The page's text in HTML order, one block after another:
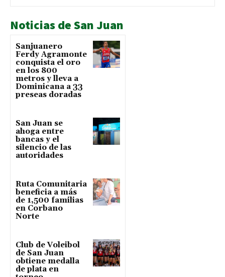
Noticias de San Juan
Sanjuanero
Ferdy Agramonte
conquista el oro
en los 800
metros y lleva a
Dominicana a 33
preseas doradas
San Juan se
ahoga entre
bancas y el
silencio de las
autoridades
Ruta Comunitaria
beneficia a más
de 1,500 familias
en Corbano
Norte
Club de Voleibol
de San Juan
obtiene medalla
de plata en